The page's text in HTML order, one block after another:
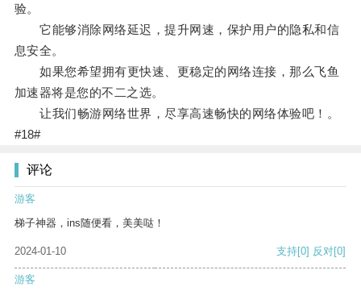
验。
它能够消除网络延迟，提升网速，保护用户的隐私和信
息安全。
如果您希望拥有更快速、更稳定的网络连接，那么飞鱼
加速器将是您的不二之选。
让我们畅游网络世界，尽享高速畅快的网络体验吧！。
#18#
评论
游客
梯子神器，ins随便看，美美哒！
2024-01-10 支持[0] 反对[0]
游客